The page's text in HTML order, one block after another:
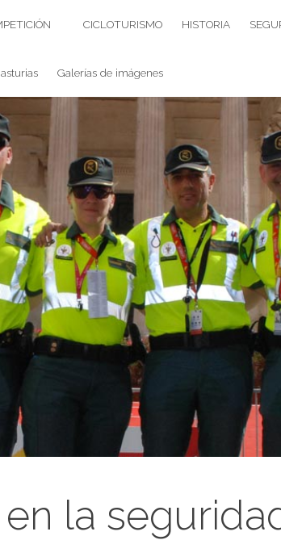
CICLOTURISMO HISTORIA
Galerías de imágenes
la